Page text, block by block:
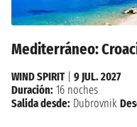
Mediterráneo:
WIND SPIRIT| 9 JUL. 2027
Duración: 16 noches
Salida desde: Dubrovnik